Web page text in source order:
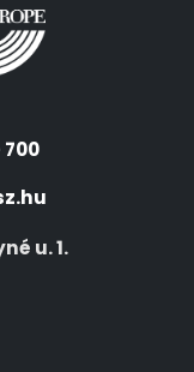
700
u. 1.